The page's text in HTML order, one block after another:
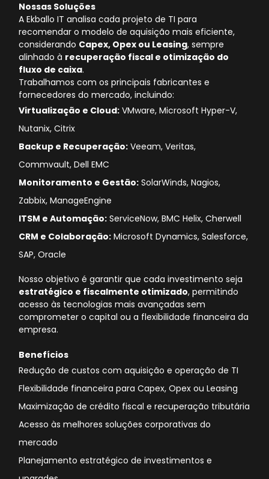
Nossas Soluções
A Ekballo IT analisa cada projeto de TI para
recomendar o modelo de aquisição mais eficiente,
considerando Capex, Opex ou Leasing, sempre
alinhado à recuperação fiscal e otimização do
fluxo de caixa.
Trabalhamos com os principais fabricantes e
fornecedores do mercado, incluindo:
Virtualização e Cloud: VMware, Microsoft Hyper-V,
Nutanix, Citrix
Backup e Recuperação: Veeam, Veritas,
Commvault, Dell EMC
Monitoramento e Gestão: SolarWinds, Nagios,
Zabbix, ManageEngine
ITSM e Automação: ServiceNow, BMC Helix, Cherwell
CRM e Colaboração: Microsoft Dynamics, Salesforce,
SAP, Oracle
Nosso objetivo é garantir que cada investimento seja
estratégico e fiscalmente otimizado, permitindo
acesso às tecnologias mais avançadas sem
comprometer o capital ou a flexibilidade financeira da
empresa.
Benefícios
Redução de custos com aquisição e operação de TI
Flexibilidade financeira para Capex, Opex ou Leasing
Maximização de crédito fiscal e recuperação tributária
Acesso às melhores soluções corporativas do
mercado
Planejamento estratégico de investimentos e